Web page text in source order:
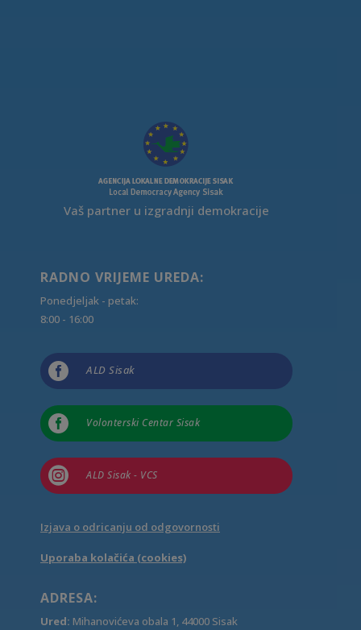
Vaš partner u izgradnji demokracije
RADNO VRIJEME UREDA:
Ponedjeljak - petak:
8:00 - 16:00
 ALD Sisak
 Volonterski Centar Sisak
 ALD Sisak - VCS
Izjava o odricanju od odgovornosti
Uporaba kolačića (cookies)
ADRESA:
Ured: Mihanovićeva obala 1, 44000 Sisak